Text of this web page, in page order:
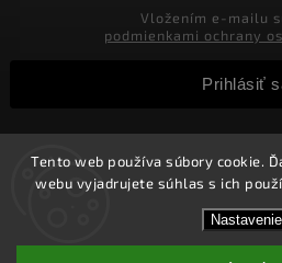
Tento web používa súbory cookie.
webu vyjadrujete súhlas s ich
Nastavenie
Zľavy pre podnikateľov!
košíku Zľavu 5%! Nie je možné
zľavami.
podmienkami ochrany
Prihlásiť
Copyright 2026 Velkoobchod-
Shoptet| Design